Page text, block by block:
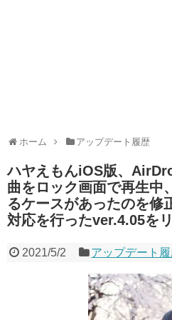
ホーム アップデート履歴
ハヤえもんiOS版、
曲をロック画面で再生中
るケースがあったのを修
対応を行ったver.4.05を
2021/5/2 アップデート